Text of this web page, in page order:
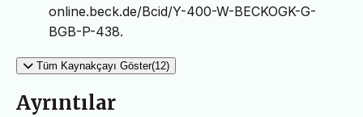
online.beck.de/Bcid/Y-400-W-BECKOGK-G-
BGB-P-438.
Tüm Kaynakçayı Göster(12)
Ayrıntılar